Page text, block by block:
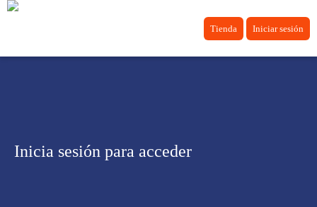
Tienda Iniciar sesión
Inicia sesión para acceder